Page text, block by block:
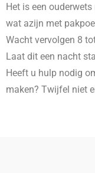
Het is een
wat azijn met
Wacht vervolgen 8
Laat dit een nacht
Heeft u hulp nodig
maken? Twijfel niet